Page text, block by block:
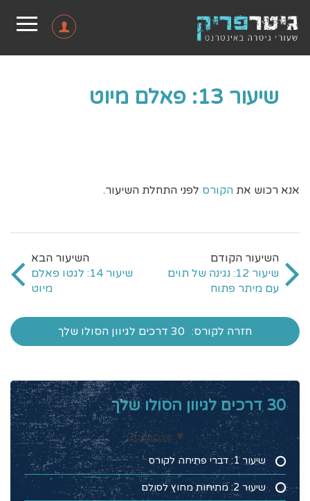
שיעור 13: פאלם מיוט
אנא רכוש את הקורס לפני התחלת השיעור.
שיעור 12: נגינה של תוים
עם מיתר פתוח
שיעור 14: לגטו פאלם
מיוט
חזרה לקורס: 30 דרכים לגיוון הסולו שלך
30 דרכים לגיוון הסולו שלך
Collapse
שיעור 1: דברי פתיחה לקורס
שיעור 2: מתיחות מחוץ לסולם